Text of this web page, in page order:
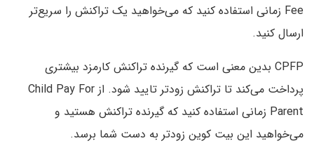
Fee زمانی استفاده کنید که می‌خواهید یک تراکنش را سریع‌تر
ارسال کنید.
CPFP‌ بدین معنی است که گیرنده تراکنش کارمزد بیشتری
پرداخت می‌کند تا تراکنش زودتر تایید شود. از Child Pay For
Parent زمانی استفاده کنید که گیرنده تراکنش هستید و
می‌خواهید این بیت کوین زودتر به دست شما برسد.